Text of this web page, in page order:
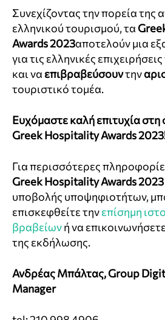
Συνεχίζοντας την πορεία της
ελληνικού τουρισμού, τα
Awards 2023αποτελούν μια
για τις ελληνικές
και να επιβραβεύσουντην
τουριστικό τομέα.
Ευχόμαστε καλή επιτυχία
Greek Hospitality Awards 2023
Για περισσότερες
Greek Hospitality Awards 2023
υποβολής υποψηφιοτήτων,
επισκεφθείτε τηνεπίσημη
βραβείωνή να
της εκδήλωσης.
Ανδρέας Μπάλτας, Group
Manager